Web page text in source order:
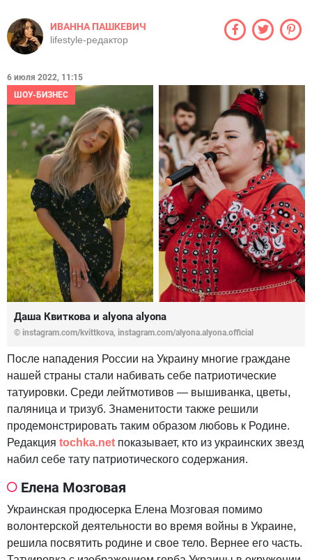
ИВАННА ПАШКЕВИЧ
lifestyle-редактор
6 июля 2022, 11:15
ШОУ-БИЗНЕС
Даша Квиткова и alyona alyona
© instagram.com/kvittkova, instagram.com/alyona.alyona.official
После нападения России на Украину многие граждане
нашей страны стали набивать себе патриотические
татуировки. Среди лейтмотивов — вышиванка, цветы,
паляница и тризуб. Знаменитости также решили
продемонстрировать таким образом любовь к Родине.
Редакция tochka.net показывает, кто из украинских звезд
набил себе тату патриотического содержания.
Елена Мозговая
Украинская продюсерка Елена Мозговая помимо
волонтерской деятельности во время войны в Украине,
решила посвятить родине и свое тело. Вернее его часть.